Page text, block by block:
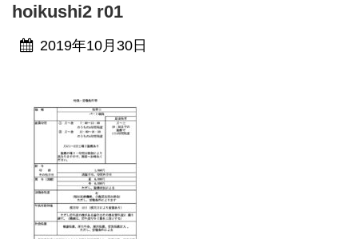
hoikushi2 r01
2019年10月30日